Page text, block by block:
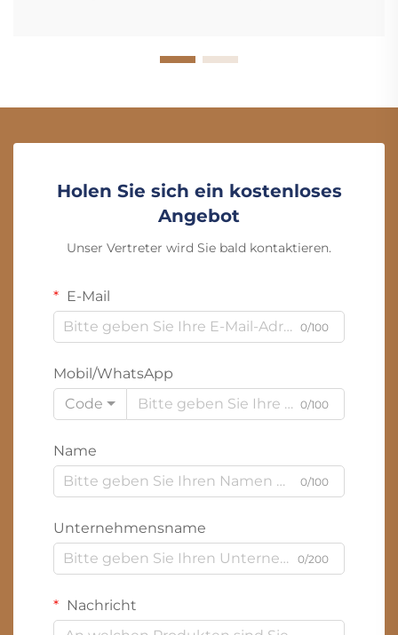
Holen Sie sich ein kostenloses
Angebot
Unser Vertreter wird Sie bald kontaktieren.
E-Mail
0/100
Mobil/WhatsApp
Code
0/100
Name
0/100
Unternehmensname
0/200
Nachricht